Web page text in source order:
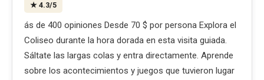
★ 4.3/5
ás de 400 opiniones Desde 70 $ por persona Explora el
Coliseo durante la hora dorada en esta visita guiada.
Sáltate las largas colas y entra directamente. Aprende
sobre los acontecimientos y juegos que tuvieron lugar